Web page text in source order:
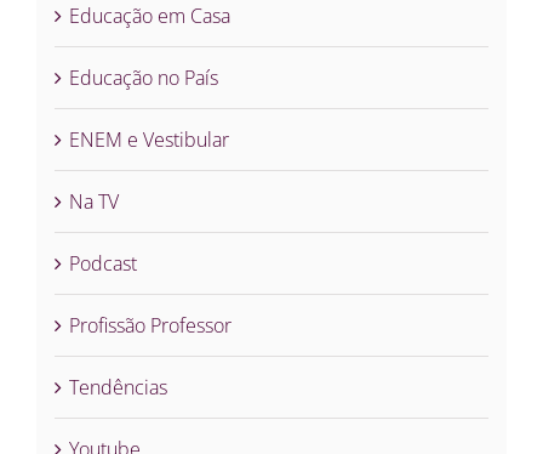
Educação em Casa
Educação no País
ENEM e Vestibular
Na TV
Podcast
Profissão Professor
Tendências